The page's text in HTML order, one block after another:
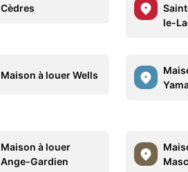
Cèdres
le-
Maison à louer Wells
Maison à louer
Ange-Gardien